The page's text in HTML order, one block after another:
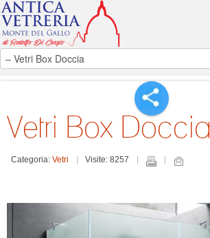
Vetri Box Doccia
Categoria: Vetri Visite: 8257